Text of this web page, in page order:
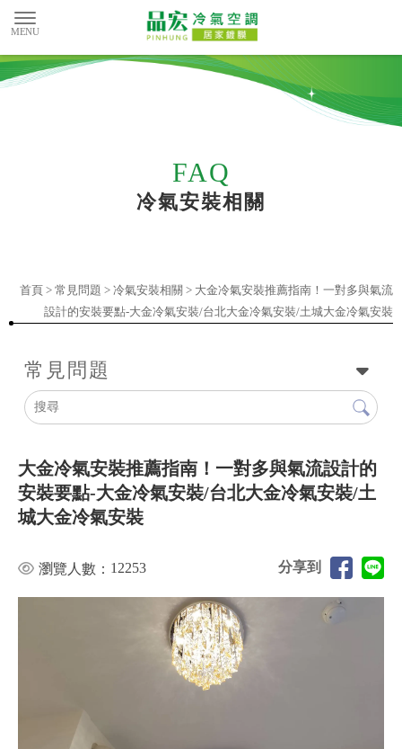
冷氣安裝相關
首頁 > 常見問題 > 冷氣安裝相關 > 大金冷氣安裝推薦指南！一對多與氣流
設計的安裝要點-大金冷氣安裝/台北大金冷氣安裝/土城大金冷氣安裝
常見問題
大金冷氣安裝推薦指南！一對多與氣流設計的
安裝要點-大金冷氣安裝/台北大金冷氣安裝/土
城大金冷氣安裝
分享到
瀏覽人數： 12253